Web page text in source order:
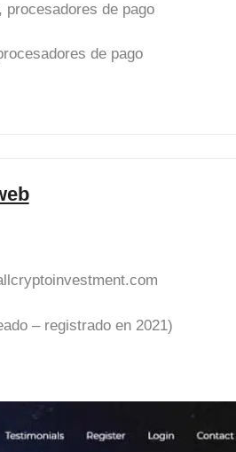
procesadores de pago
de pago
– registrado en 2021)